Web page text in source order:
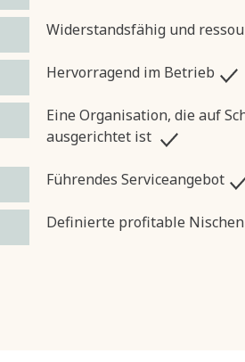
Widerstandsfähig und
Hervorragend im Betrieb
Eine Organisation, die auf
ausgerichtet ist
Führendes Serviceangebot
Definierte profitable Nischen